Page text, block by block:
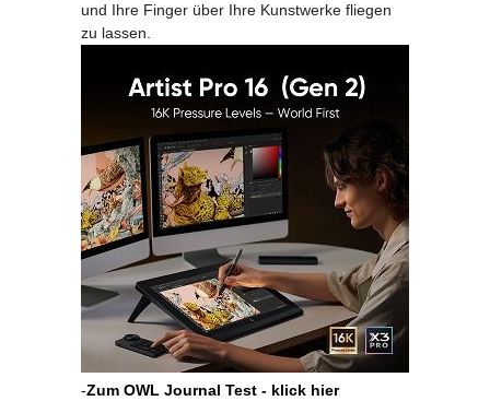
und Ihre Finger über Ihre Kunstwerke fliegen
zu lassen.
-Zum OWL Journal Test - klick hier